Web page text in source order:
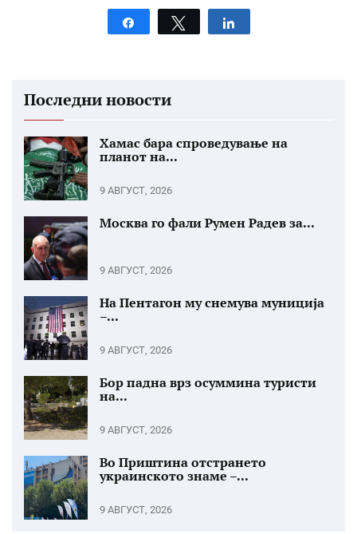
Tweet
Последни новости
Хамас бара спроведување на
планот на...
9 АВГУСТ, 2026
Москва го фали Румен Радев за...
9 АВГУСТ, 2026
На Пентагон му снемува муниција
–...
9 АВГУСТ, 2026
Бор падна врз осуммина туристи
на...
9 АВГУСТ, 2026
Во Приштина отстрането
украинското знаме –...
9 АВГУСТ, 2026